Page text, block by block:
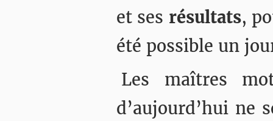
et ses résultats,
été possible un
Les maîtres
d’aujourd’hui ne